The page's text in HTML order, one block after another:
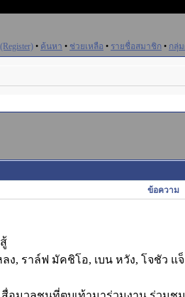
• ค้นหา • ช่วยเหลือ • รายชื่อสมาชิก • กลุ่
ข้อความ
ง, ราล์ฟ มัคชิโอ, เบน หวัง, โจชัว